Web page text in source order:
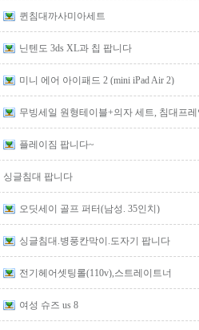
퀸침대까사미아세트
닌텐도 3ds XL과 칩 팝니다
미니 에어 아이패드 2 (mini iPad Air 2)
무빙세일 원형테이블+의자 세트, 침대프레
플레이짐 팝니다~
싱글침대 팝니다
오딧세이 골프 퍼터(남성. 35인치)
싱글침대.병풍칸막이.도자기 팝니다
전기헤어셋팅롤(110v),스트레이트너
여성 슈즈 us 8